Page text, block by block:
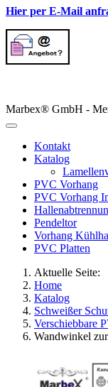
Hier per E-Mail
Marbex® GmbH -
Kontakt
Katalog
PVC Vorhang
PVC Vorhang
Pendeltor
Vorhang
PVC Platten
Aktuelle Seite:
Home
Katalog
Schweißer
Verschiebbare
Wandwinkel